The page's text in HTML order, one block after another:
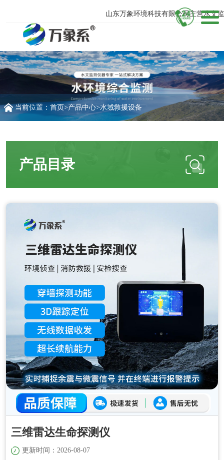
山东万象环境科技有限公司主营水文
当前位置： 首页>产品中心>水域救援设备
产品目录
三维雷达生命探测仪
更新时间：2026-08-07